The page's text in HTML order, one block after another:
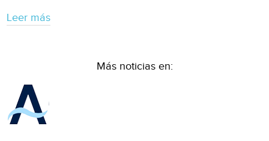
Leer más
Más noticias en: